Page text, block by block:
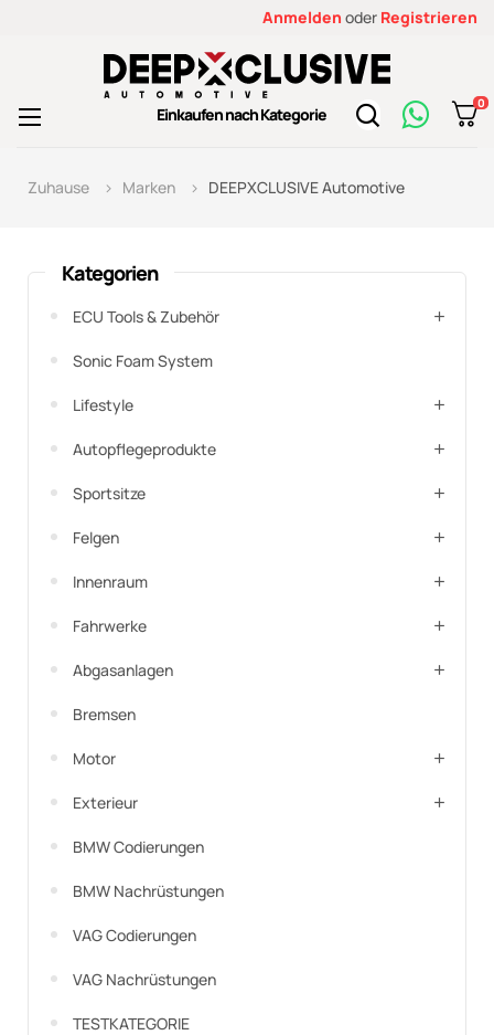
Anmelden oder Registrieren
Einkaufen nach Kategorie
0
Toggle
☰
Zuhause Marken DEEPXCLUSIVE Automotive
Kategorien
ECU Tools & Zubehör
Sonic Foam System
Lifestyle
Autopflegeprodukte
Sportsitze
Felgen
Innenraum
Fahrwerke
Abgasanlagen
Bremsen
Motor
Exterieur
BMW Codierungen
BMW Nachrüstungen
VAG Codierungen
VAG Nachrüstungen
TESTKATEGORIE